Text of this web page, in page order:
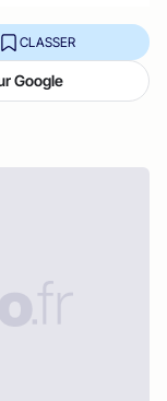
CLASSER
Google